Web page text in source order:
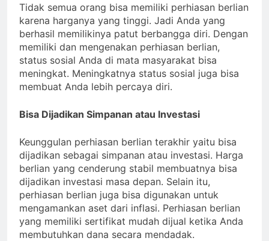
Tidak semua orang bisa memiliki perhiasan berlian
karena harganya yang tinggi. Jadi Anda yang
berhasil memilikinya patut berbangga diri. Dengan
memiliki dan mengenakan perhiasan berlian,
status sosial Anda di mata masyarakat bisa
meningkat. Meningkatnya status sosial juga bisa
membuat Anda lebih percaya diri.
Bisa Dijadikan Simpanan atau Investasi
Keunggulan perhiasan berlian terakhir yaitu bisa
dijadikan sebagai simpanan atau investasi. Harga
berlian yang cenderung stabil membuatnya bisa
dijadikan investasi masa depan. Selain itu,
perhiasan berlian juga bisa digunakan untuk
mengamankan aset dari inflasi. Perhiasan berlian
yang memiliki sertifikat mudah dijual ketika Anda
membutuhkan dana secara mendadak.